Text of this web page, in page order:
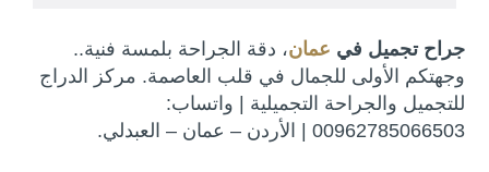
جراح تجميل في عمان، دقة الجراحة بلمسة فنية..
وجهتكم الأولى للجمال في قلب العاصمة. مركز الدراج
للتجميل والجراحة التجميلية | واتساب:
00962785066503 | الأردن – عمان – العبدلي.